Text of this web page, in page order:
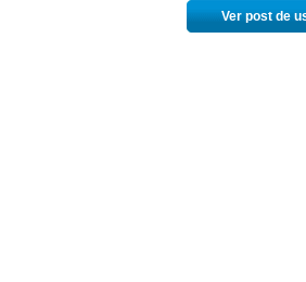
Ver post de